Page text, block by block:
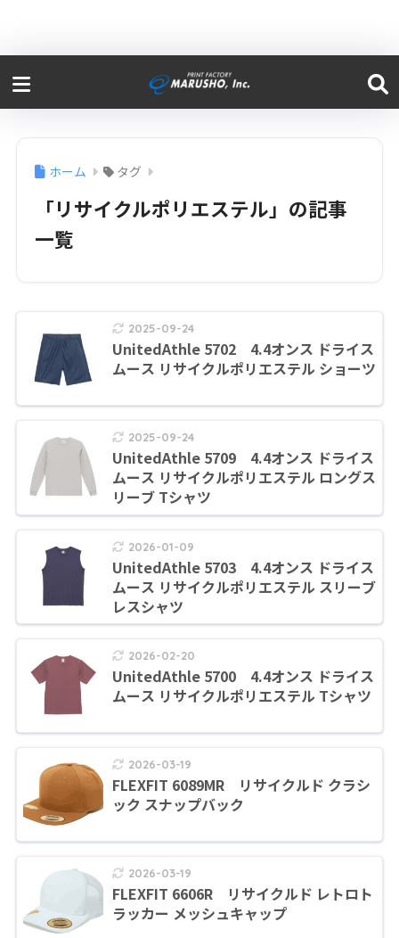
ホーム タグ
「リサイクルポリエステル」の記事
一覧
2025-09-24
UnitedAthle 5702 4.4オンス ドライス
ムース リサイクルポリエステル ショーツ
2025-09-24
UnitedAthle 5709 4.4オンス ドライス
ムース リサイクルポリエステル ロングス
リーブ Tシャツ
2026-01-09
UnitedAthle 5703 4.4オンス ドライス
ムース リサイクルポリエステル スリーブ
レスシャツ
2026-02-20
UnitedAthle 5700 4.4オンス ドライス
ムース リサイクルポリエステル Tシャツ
2026-03-19
FLEXFIT 6089MR リサイクルド クラシ
ック スナップバック
2026-03-19
FLEXFIT 6606R リサイクルド レトロト
ラッカー メッシュキャップ